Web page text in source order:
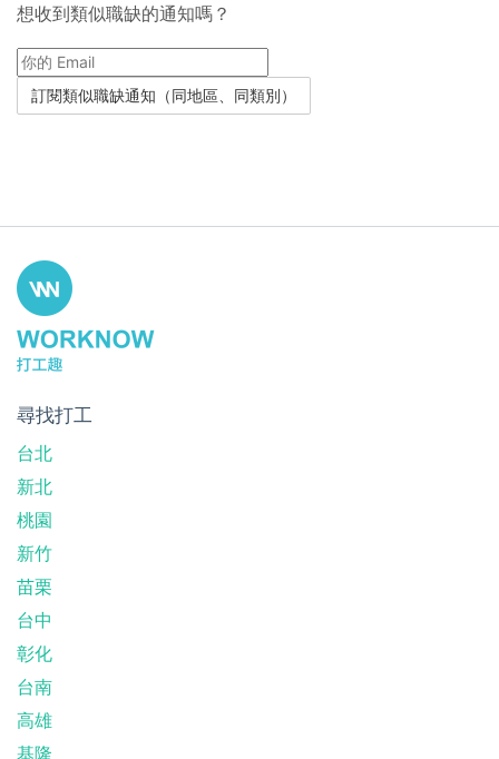
想收到類似職缺的通知嗎？
尋找打工
台北
新北
桃園
新竹
苗栗
台中
彰化
台南
高雄
基隆